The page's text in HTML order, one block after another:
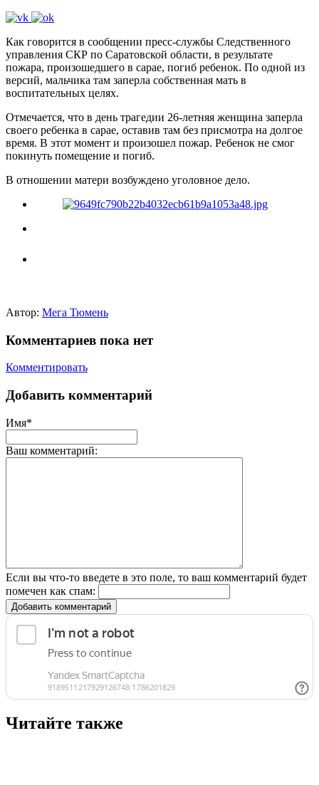
Как говорится в сообщении пресс-службы Следственного
управления СКР по Саратовской области, в результате
пожара, произошедшего в сарае, погиб ребенок. По одной из
версий, мальчика там заперла собственная мать в
воспитательных целях.
Отмечается, что в день трагедии 26-летняя женщина заперла
своего ребенка в сарае, оставив там без присмотра на долгое
время. В этот момент и произошел пожар. Ребенок не смог
покинуть помещение и погиб.
В отношении матери возбуждено уголовное дело.
Автор: Мега Тюмень
Комментариев пока нет
Комментировать
Добавить комментарий
Имя*
Ваш комментарий:
Если вы что-то введете в это поле, то ваш комментарий будет
помечен как спам:
Добавить комментарий
Читайте также